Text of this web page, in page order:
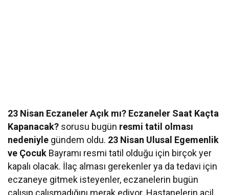
23 Nisan Eczaneler Açık mı? Eczaneler Saat Kaçta
Kapanacak? sorusu bugün resmi tatil olması
nedeniyle gündem oldu. 23 Nisan Ulusal Egemenlik
ve Çocuk Bayramı resmi tatil olduğu için birçok yer
kapalı olacak. İlaç alması gerekenler ya da tedavi için
eczaneye gitmek isteyenler, eczanelerin bugün
çalışıp çalışmadığını merak ediyor. Hastanelerin acil